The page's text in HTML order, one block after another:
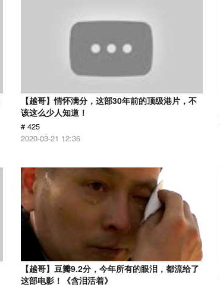
【越哥】情怀满分，这部30年前的顶级港片，不
该这么少人知道！
# 425
2020-03-21 12:36
【越哥】豆瓣9.2分，今年所有的眼泪，都流给了
这部电影！《含泪活着》